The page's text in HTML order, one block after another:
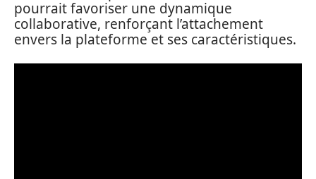
pourrait favoriser une dynamique
collaborative, renforçant l’attachement
envers la plateforme et ses caractéristiques.